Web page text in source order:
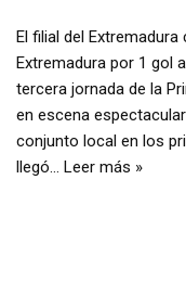
El filial del
Extremadura por 1 gol
tercera jornada de la
en escena
conjunto local en los
llegó… Leer más »